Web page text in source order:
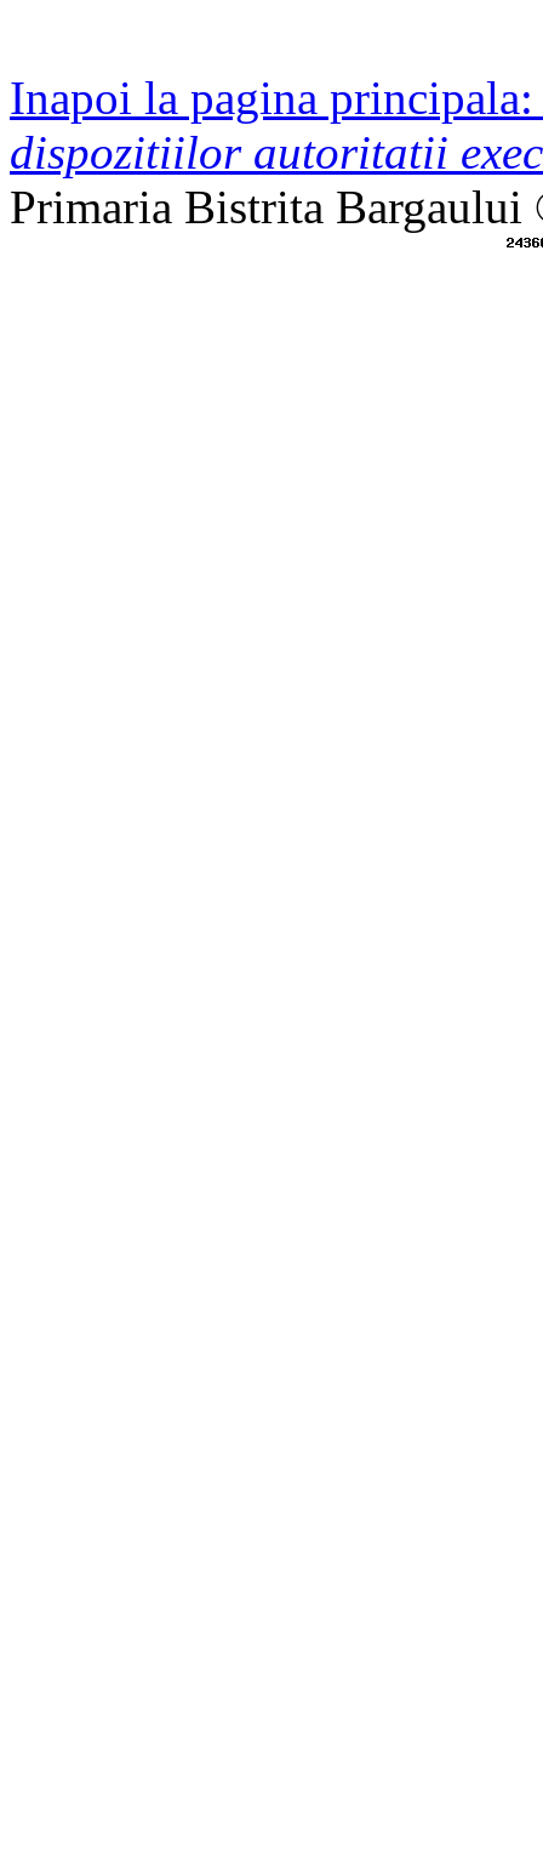
Inapoi la pagina
dispozitiilor autoritatii
Primaria Bistrita Bargaului